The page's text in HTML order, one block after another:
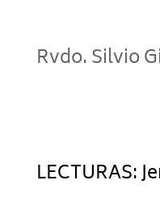
Rvdo. Silvio
LECTURAS: